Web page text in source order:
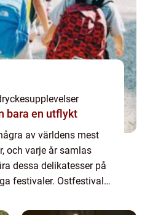
mer än bara en utflykt
av världens mest
och varje år samlas
dessa delikatesser på
festivaler. Ostfestivaler